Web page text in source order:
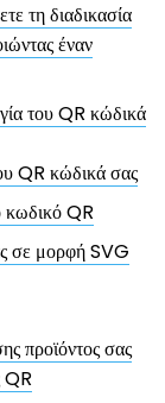
τη διαδικασία
έναν
του QR κώδικά
QR κώδικά σας
κωδικό QR
σε μορφή SVG
προϊόντος σας
QR